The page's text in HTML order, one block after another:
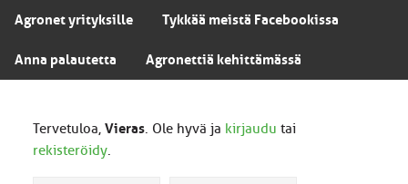
Agronet yrityksille Tykkää meistä Facebookissa
Anna palautetta Agronettiä kehittämässä
Tervetuloa, Vieras. Ole hyvä ja kirjaudu tai
rekisteröidy.